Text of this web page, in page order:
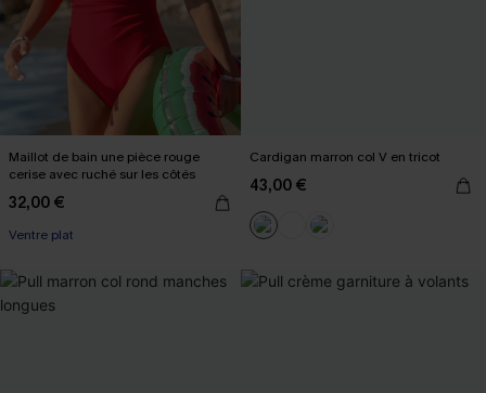
Maillot de bain une pièce rouge
cerise avec ruché sur les côtés
32,00 €
Ventre plat
Cardigan marron col V en tricot
43,00 €